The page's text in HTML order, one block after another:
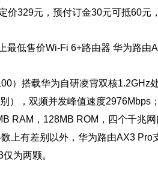
价329元，预付订金30元可抵60元
）搭载华为自研凌霄双核1.2GHz
），双频并发峰值速度2976Mbps
RAM，128MB ROM，四个千兆
上有差别以外，华为路由AX3
为两颗。